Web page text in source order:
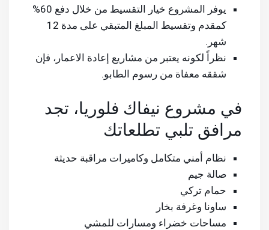
يوفر المشروع خيار التقسيط من خلال دفع 60%
كمقدم وتقسيط المبلغ المتبقي على مدة 12
شهر.
نظراً لكونه يعتبر من مشاريع إعادة الاعمار، فإن
شققه معفاة من رسوم الطابو.
في مشروع نيفاك فلوريا، تجد
مرافق تلبي تطلعاتك
نظام أمني متكامل وكاميرات مراقبة حديثة
صالة جيم
حمام تركي
ساونا وغرفة بخار
مساحات خضراء ومسارات للمشي